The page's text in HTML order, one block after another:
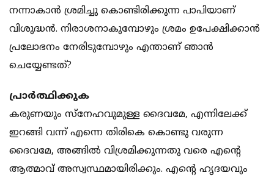
നന്നാകാന്‍ ശ്രമിച്ചു കൊണ്ടിരിക്കുന്ന പാപിയാണ്
വിശുദ്ധന്‍. നിരാശനാകുമ്പോഴും ശ്രമം ഉപേക്ഷിക്കാന്‍
പ്രലോഭനം നേരിടുമ്പോഴും എന്താണ് ഞാന്‍
ചെയ്യേണ്ടത്?
പ്രാര്‍ത്ഥിക്കുക
കരുണയും സ്‌നേഹവുമുള്ള ദൈവമേ, എന്നിലേക്ക്
ഇറങ്ങി വന്ന് എന്നെ തിരികെ കൊണ്ടു വരുന്ന
ദൈവമേ, അങ്ങില്‍ വിശ്രമിക്കുന്നതു വരെ എന്റെ
ആത്മാവ് അസ്വസ്ഥമായിരിക്കും. എന്റെ ഹൃദയവും